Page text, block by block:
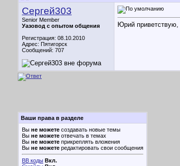
Сергей303
Senior Member
Уазовод с опытом общения
Регистрация: 08.10.2010
Адрес: Пятигорск
Сообщений: 707
Юрий приветствую,
Ваши права в разделе
Вы не можете создавать новые темы
Вы не можете отвечать в темах
Вы не можете прикреплять вложения
Вы не можете редактировать свои сообщения
BB коды Вкл.